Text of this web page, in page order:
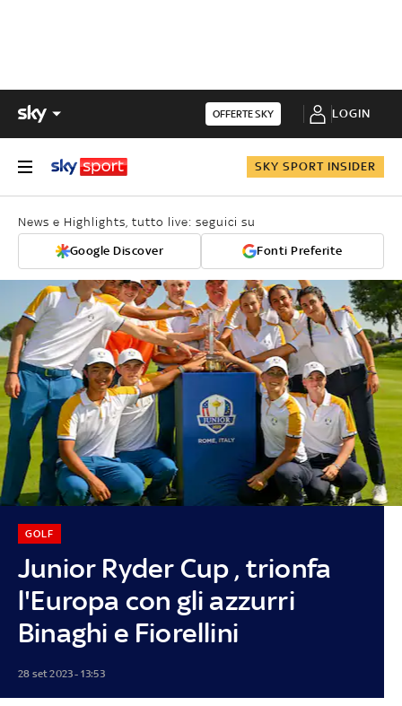
OFFERTE SKY LOGIN
SKY SPORT INSIDER
News e Highlights, tutto live: seguici su
Google Discover Fonti Preferite
Junior Ryder Cup , trionfa
l'Europa con gli azzurri
Binaghi e Fiorellini
GOLF
28 set 2023 - 13:53